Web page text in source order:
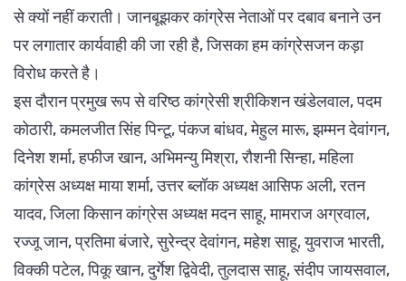
से क्यों नहीं कराती। जानबूझकर कांग्रेस नेताओं पर दबाव बनाने उन
पर लगातार कार्यवाही की जा रही है, जिसका हम कांग्रेसजन कड़ा
विरोध करते है।
इस दौरान प्रमुख रूप से वरिष्ठ कांग्रेसी श्रीकिशन खंडेलवाल, पदम
कोठारी, कमलजीत सिंह पिन्टू, पंकज बांधव, मेहुल मारू, झम्मन देवांगन,
दिनेश शर्मा, हफीज खान, अभिमन्यु मिश्रा, रौशनी सिन्हा, महिला
कांग्रेस अध्यक्ष माया शर्मा, उत्तर ब्लॉक अध्यक्ष आसिफ अली, रतन
यादव, जिला किसान कांग्रेस अध्यक्ष मदन साहू, मामराज अग्रवाल,
रज्जू जान, प्रतिमा बंजारे, सुरेन्द्र देवांगन, महेश साहू, युवराज भारती,
विक्की पटेल, पिकू खान, दुर्गेश द्विवेदी, तुलदास साहू, संदीप जायसवाल,